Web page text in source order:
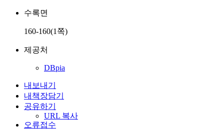
수록면
160-160(1쪽)
제공처
DBpia
내보내기
내책장담기
공유하기
URL 복사
오류접수